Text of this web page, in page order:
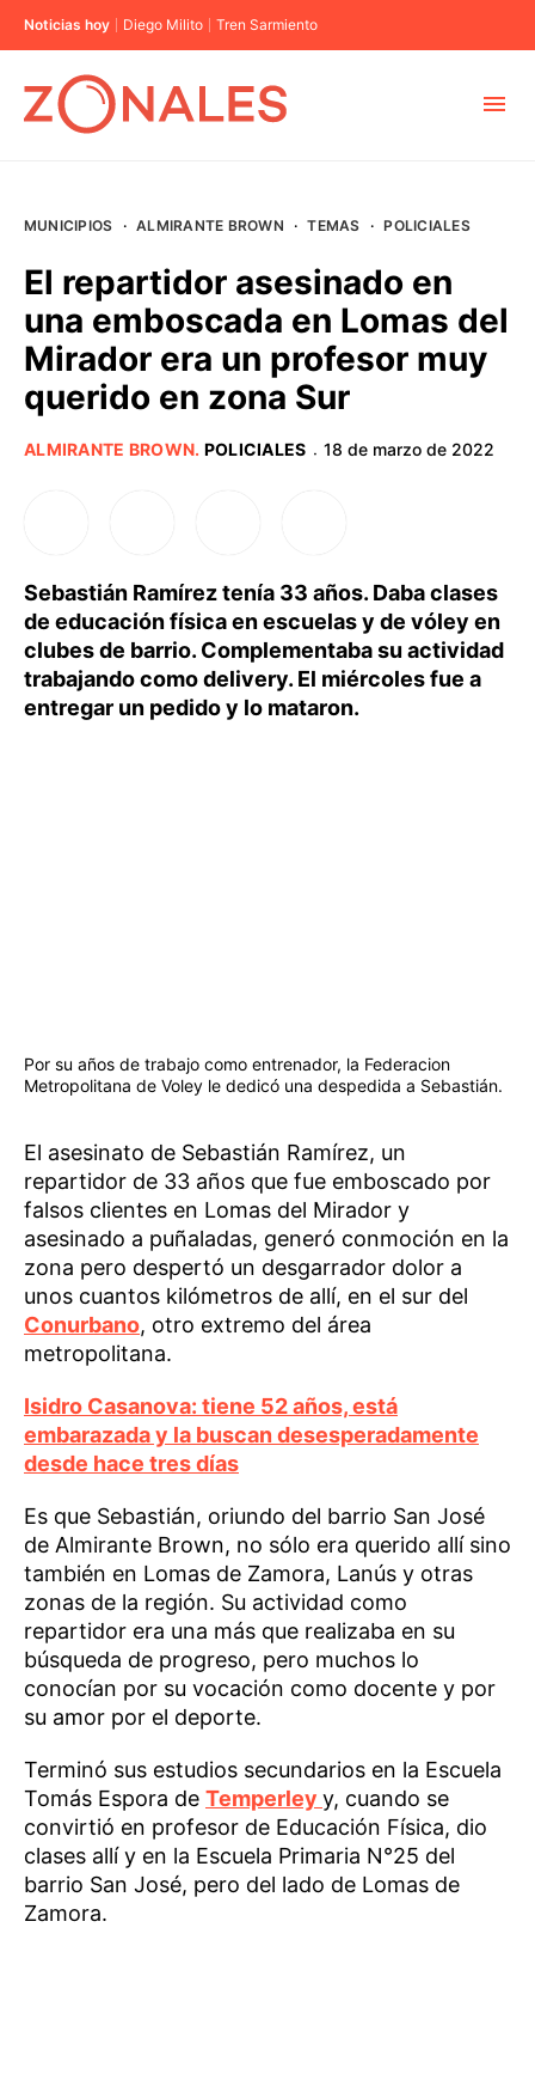
Noticias hoy Diego Milito Tren Sarmiento
BUENOS AIRES
PROVINCIAS
MUNICIPIOS · ALMIRANTE BROWN · TEMAS · POLICIALES
El repartidor asesinado en
una emboscada en Lomas del
Mirador era un profesor muy
querido en zona Sur
ALMIRANTE BROWN. POLICIALES · 18 de marzo de 2022
Sebastián Ramírez tenía 33 años. Daba clases
de educación física en escuelas y de vóley en
clubes de barrio. Complementaba su actividad
trabajando como delivery. El miércoles fue a
entregar un pedido y lo mataron.
Por su años de trabajo como entrenador, la Federacion
Metropolitana de Voley le dedicó una despedida a Sebastián.
El asesinato de Sebastián Ramírez, un
repartidor de 33 años que fue emboscado por
falsos clientes en Lomas del Mirador y
asesinado a puñaladas, generó conmoción en la
zona pero despertó un desgarrador dolor a
unos cuantos kilómetros de allí, en el sur del
Conurbano, otro extremo del área
metropolitana.
Isidro Casanova: tiene 52 años, está
embarazada y la buscan desesperadamente
desde hace tres días
Es que Sebastián, oriundo del barrio San José
de Almirante Brown, no sólo era querido allí sino
también en Lomas de Zamora, Lanús y otras
zonas de la región. Su actividad como
repartidor era una más que realizaba en su
búsqueda de progreso, pero muchos lo
conocían por su vocación como docente y por
su amor por el deporte.
Terminó sus estudios secundarios en la Escuela
Tomás Espora de Temperley y, cuando se
convirtió en profesor de Educación Física, dio
clases allí y en la Escuela Primaria N°25 del
barrio San José, pero del lado de Lomas de
Zamora.